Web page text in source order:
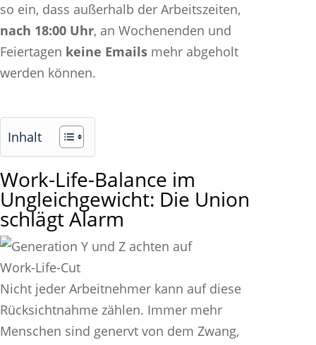
so ein, dass außerhalb der Arbeitszeiten,
nach 18:00 Uhr, an Wochenenden und
Feiertagen keine Emails mehr abgeholt
werden können.
Inhalt
Work-Life-Balance im
Ungleichgewicht: Die Union
schlägt Alarm
Nicht jeder Arbeitnehmer kann auf diese
Rücksichtnahme zählen. Immer mehr
Menschen sind genervt von dem Zwang,